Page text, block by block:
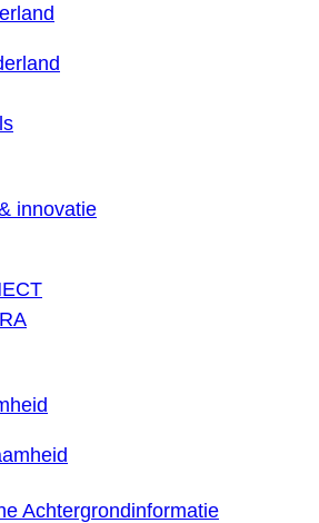
innovatie
Achtergrondinformatie